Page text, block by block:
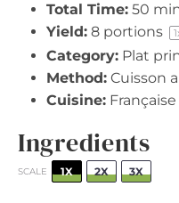
Total Time: 50
Yield: 8 portions 1
Category: Plat
Method: Cuisson
Cuisine: Française
Ingredients
SCALE 1X 2X 3X